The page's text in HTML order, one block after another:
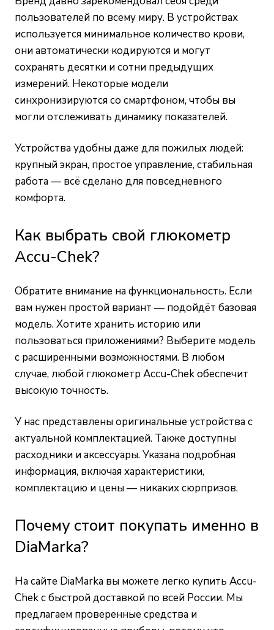
пользователей по всему миру. В устройствах
используется минимальное количество крови,
они автоматически кодируются и могут
сохранять десятки и сотни предыдущих
измерений. Некоторые модели
синхронизируются со смартфоном, чтобы вы
могли отслеживать динамику показателей.
Устройства удобны даже для пожилых людей:
крупный экран, простое управление, стабильная
работа — всё сделано для повседневного
комфорта.
Как выбрать свой глюкометр
Accu-Chek?
Обратите внимание на функциональность. Если
вам нужен простой вариант — подойдёт базовая
модель. Хотите хранить историю или
пользоваться приложениями? Выберите модель
с расширенными возможностями. В любом
случае, любой глюкометр Accu-Chek обеспечит
высокую точность.
У нас представлены оригинальные устройства с
актуальной комплектацией. Также доступны
расходники и аксессуары. Указана подробная
информация, включая характеристики,
комплектацию и цены — никаких сюрпризов.
Почему стоит покупать именно в
DiaMarka?
На сайте DiaMarka вы можете легко купить Accu-
Chek с быстрой доставкой по всей России. Мы
предлагаем проверенные средства и